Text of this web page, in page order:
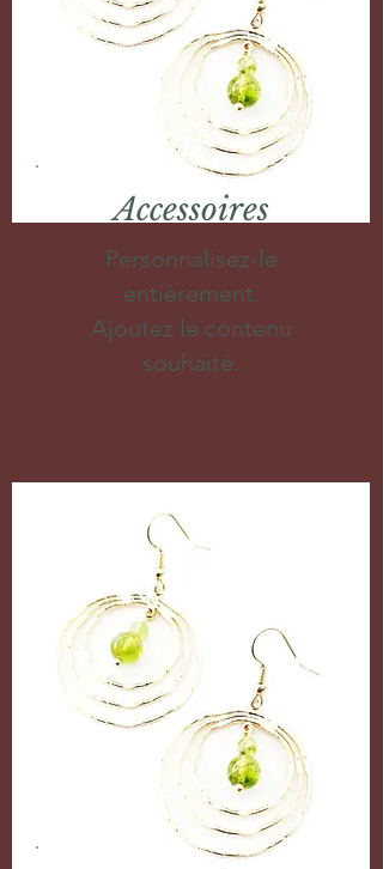
Accessoires
Personnalisez-le
entièrement.
Ajoutez le contenu
souhaité.